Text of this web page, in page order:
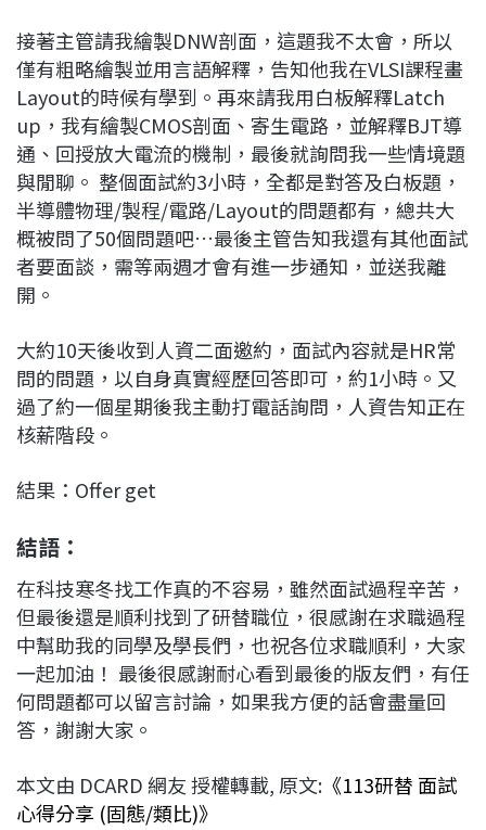
接著主管請我繪製DNW剖面，這題我不太會，所以
僅有粗略繪製並用言語解釋，告知他我在VLSI課程畫
Layout的時候有學到。再來請我用白板解釋Latch
up，我有繪製CMOS剖面、寄生電路，並解釋BJT導
通、回授放大電流的機制，最後就詢問我一些情境題
與閒聊。 整個面試約3小時，全都是對答及白板題，
半導體物理/製程/電路/Layout的問題都有，總共大
概被問了50個問題吧…最後主管告知我還有其他面試
者要面談，需等兩週才會有進一步通知，並送我離
開。
大約10天後收到人資二面邀約，面試內容就是HR常
問的問題，以自身真實經歷回答即可，約1小時。又
過了約一個星期後我主動打電話詢問，人資告知正在
核薪階段。
結果：Offer get
結語：
在科技寒冬找工作真的不容易，雖然面試過程辛苦，
但最後還是順利找到了研替職位，很感謝在求職過程
中幫助我的同學及學長們，也祝各位求職順利，大家
一起加油！ 最後很感謝耐心看到最後的版友們，有任
何問題都可以留言討論，如果我方便的話會盡量回
答，謝謝大家。
本文由 DCARD 網友 授權轉載, 原文: 《113研替 面試
心得分享 (固態/類比)》